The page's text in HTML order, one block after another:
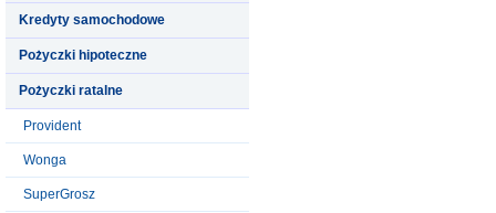
Kredyty samochodowe
Pożyczki hipoteczne
Pożyczki ratalne
Provident
Wonga
SuperGrosz